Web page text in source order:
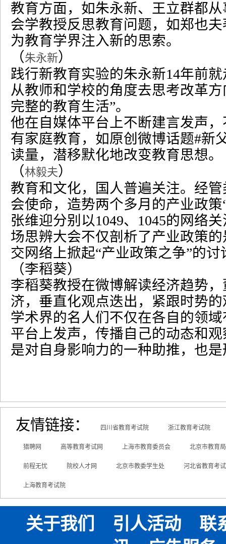
教育方面，如朱永新、王立群都
会学教授反思教育问题，如郑也
为教育学界注入新的思索。
（朱永新）
践行新教育实验的朱永新14年前
从教师和学校的角度去思考改革
完整的教育生活”。
他在自媒体平台上不断建言发声
有家庭教育，如原创微博话题#新
读量，潜移默化地改变教育思想。
（林毅夫）
教育和文化，国人普遍关注。经
会使命，造势两个多月的产业政策
张维迎分别以1049、 1045的网络
场思辨大会不仅剖析了产业政策
交网络上掀起“产业政策之争”的讨
（李稻葵）
李稻葵教授在微博解读经济趋势
济，垂直化观点迭出，紧跟时势
学术界的名人们不仅在各自的领
平台上发声，传播自己的动态和
是对自身影响力的一种助推，也
友情链接： 四川省教育考试院 浙江教育考试院
猎聘网 高等教育考试网 上海市教育委员会 北京市教育局
前程无忧 院校人才网 北京市教委学生处 河北省教育考
上海教育考试院
关于我们 引人活动
联